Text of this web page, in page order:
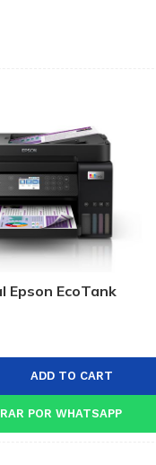
Epson EcoTank
ADD TO CART
POR WHATSAPP